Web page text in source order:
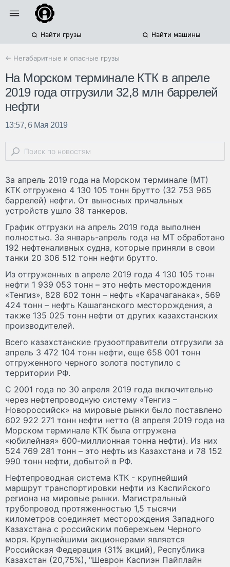
Найти грузы Найти машины
← Негабаритные и опасные грузы
На Морском терминале КТК в апреле
2019 года отгрузили 32,8 млн баррелей
нефти
13:57, 6 Мая 2019
За апрель 2019 года на Морском терминале (МТ)
КТК отгружено 4 130 105 тонн брутто (32 753 965
баррелей) нефти. От выносных причальных
устройств ушло 38 танкеров.
График отгрузки на апрель 2019 года выполнен
полностью. За январь-апрель года на МТ обработано
192 нефтеналивных судна, которые приняли в свои
танки 20 306 512 тонн нефти брутто.
Из отгруженных в апреле 2019 года 4 130 105 тонн
нефти 1 939 053 тонн – это нефть месторождения
«Тенгиз», 828 602 тонн – нефть «Карачаганака», 569
424 тонн – нефть Кашаганского месторождения, а
также 135 025 тонн нефти от других казахстанских
производителей.
Всего казахстанские грузоотправители отгрузили за
апрель 3 472 104 тонн нефти, еще 658 001 тонн
отгруженного черного золота поступило с
территории РФ.
C 2001 года по 30 апреля 2019 года включительно
через нефтепроводную систему «Тенгиз –
Новороссийск» на мировые рынки было поставлено
602 922 271 тонн нефти нетто (8 апреля 2019 года на
Морском терминале КТК была отгружена
«юбилейная» 600-миллионная тонна нефти). Из них
524 769 281 тонн – это нефть из Казахстана и 78 152
990 тонн нефти, добытой в РФ.
Нефтепроводная система КТК - крупнейший
маршрут транспортировки нефти из Каспийского
региона на мировые рынки. Магистральный
трубопровод протяженностью 1,5 тысячи
километров соединяет месторождения Западного
Казахстана с российским побережьем Черного
моря. Крупнейшими акционерами является
Российская Федерация (31% акций), Республика
Казахстан (20,75%), "Шеврон Каспиэн Пайплайн